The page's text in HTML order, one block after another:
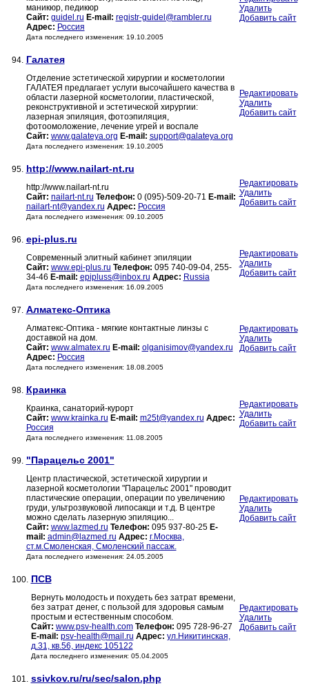
маникюр, педикюр
Сайт: guidel.ru E-mail: registr-guidel@rambler.ru
Адрес: Россия
Дата последнего изменения: 19.10.2005
Удалить
Добавить сайт
94. Галатея
Отделение эстетической хирургии и косметологии
ГАЛАТЕЯ предлагает услуги высочайшего качества в
области лазерной косметологии, пластической,
реконструктивной и эстетической хирургии:
лазерная эпиляция, фотоэпиляция,
фотоомоложение, лечение угрей и воспале
Сайт: www.galateya.org E-mail: support@galateya.org
Дата последнего изменения: 19.10.2005
Редактировать
Удалить
Добавить сайт
95. http://www.nailart-nt.ru
http://www.nailart-nt.ru
Сайт: nailart-nt.ru Телефон: 0 (095)-509-20-71 E-mail:
nailart-nt@yandex.ru Адрес: Россия
Дата последнего изменения: 09.10.2005
Редактировать
Удалить
Добавить сайт
96. epi-plus.ru
Современный элитный кабинет эпиляции
Сайт: www.epi-plus.ru Телефон: 095 740-09-04, 255-
34-46 E-mail: epipluss@inbox.ru Адрес: Russia
Дата последнего изменения: 16.09.2005
Редактировать
Удалить
Добавить сайт
97. Алматекс-Оптика
Алматекс-Оптика - мягкие контактные линзы с
доставкой на дом.
Сайт: www.almatex.ru E-mail: olganisimov@yandex.ru
Адрес: Россия
Дата последнего изменения: 18.08.2005
Редактировать
Удалить
Добавить сайт
98. Краинка
Краинка, санаторий-курорт
Сайт: www.krainka.ru E-mail: m25t@yandex.ru Адрес:
Россия
Дата последнего изменения: 11.08.2005
Редактировать
Удалить
Добавить сайт
99. "Парацельс 2001"
Центр пластической, эстетической хирургии и
лазерной косметологии "Парацельс 2001" проводит
пластические операции, операции по увеличению
груди, ультрозвуковой липосакци и т.д. В центре
можно сделать лазерную эпиляцию...
Сайт: www.lazmed.ru Телефон: 095 937-80-25 E-
mail: admin@lazmed.ru Адрес: г.Москва,
ст.м.Смоленская, Смоленский пассаж.
Дата последнего изменения: 24.05.2005
Редактировать
Удалить
Добавить сайт
100. ПСВ
Вернуть молодость и похудеть без затрат времени,
без затрат денег, с пользой для здоровья самым
простым и естественным способом.
Сайт: www.psv-health.com Телефон: 095 728-96-27
E-mail: psv-health@mail.ru Адрес: ул.Никитинская,
д.31, кв.56, индекс 105122
Дата последнего изменения: 05.04.2005
Редактировать
Удалить
Добавить сайт
101. ssivkov.ru/ru/sec/salon.php